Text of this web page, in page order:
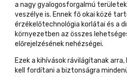
a nagy gyalogosforgalmú
veszélye is. Ennek fő okai közé
érzékelőtechnológia korlátai és a
környezetben az összes
előrejelzésének nehézségei.
Ezek a kihívások rávilágítanak
kell fordítani a biztonságra